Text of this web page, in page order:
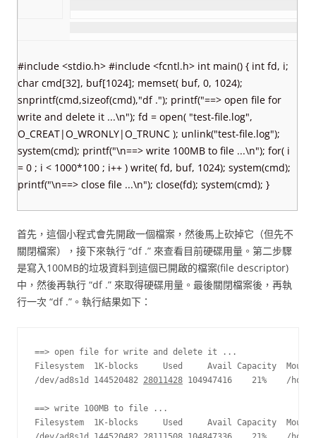
#include <stdio.h> #include <fcntl.h> int main() { int fd, i;
char cmd[32], buf[1024]; memset( buf, 0, 1024);
snprintf(cmd,sizeof(cmd),"df ."); printf("==> open file for
write and delete it ...\n"); fd = open( "test-file.log",
O_CREAT|O_WRONLY|O_TRUNC ); unlink("test-file.log");
system(cmd); printf("\n==> write 100MB to file ...\n"); for( i
= 0 ; i < 1000*100 ; i++ ) write( fd, buf, 1024); system(cmd);
printf("\n==> close file ...\n"); close(fd); system(cmd); }
首先，這個小程式會先開啟一個檔案，然後馬上砍掉它（但先不
關閉檔案），接下來執行 “df .” 來查看目前硬碟用量。第二步驟
是寫入100MB的垃圾資料到這個已開啟的檔案(file descriptor)
中，然後再執行 “df .” 來取得硬碟用量。最後關閉檔案後，再執
行一次 “df .”。執行結果如下：
==> open file for write and delete it ...
Filesystem  1K-blocks     Used     Avail Capacity
/dev/ad8s1d 144520482 28011428 104947416    21%    /home
==> write 100MB to file ...
Filesystem  1K-blocks     Used     Avail Capacity